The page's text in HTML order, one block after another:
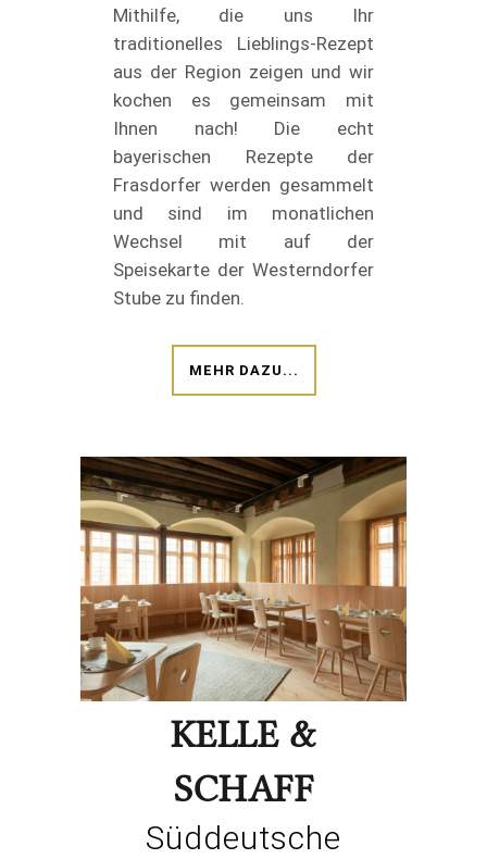
Mithilfe, die uns Ihr
traditionelles Lieblings-Rezept
aus der Region zeigen und wir
kochen es gemeinsam mit
Ihnen nach! Die echt
bayerischen Rezepte der
Frasdorfer werden gesammelt
und sind im monatlichen
Wechsel mit auf der
Speisekarte der Westerndorfer
Stube zu finden.
MEHR DAZU...
KELLE &
SCHAFF
Süddeutsche